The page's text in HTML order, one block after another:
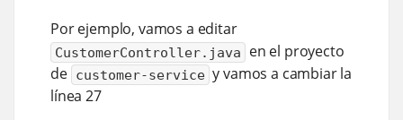
Por ejemplo, vamos a editar
CustomerController.java
en el proyecto
de customer-service y vamos a cambiar la
línea 27